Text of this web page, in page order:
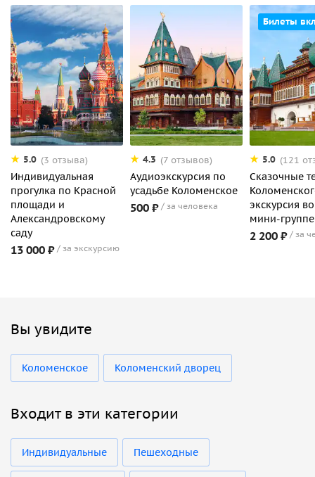
5.0 (3 отзыва)
Индивидуальная
прогулка по Красной
площади и
Александровскому
саду
13 000 ₽ за экскурсию
4.3 (7 отзывов)
Аудиоэкскурсия по
усадьбе Коломенское
500 ₽ за человека
Билеты
5.0 (121
Сказочные
экскурсия
мини-группе
2 200 ₽ за
Вы увидите
Коломенское Коломенский дворец
Входит в эти категории
Индивидуальные Пешеходные